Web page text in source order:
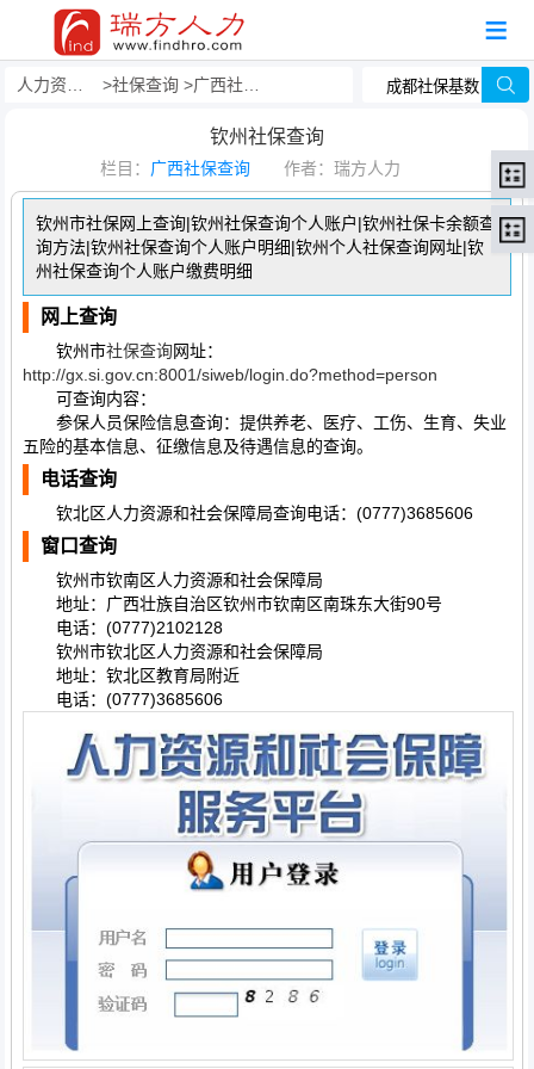
社保查询 广西社保查询
钦州社保查询
栏目： 广西社保查询 作者：瑞方人力
钦州市社保网上查询|钦州社保查询个人账户|钦州社保卡余额查
询方法|钦州社保查询个人账户明细|钦州个人社保查询网址|钦
州社保查询个人账户缴费明细
网上查询
钦州市社保查询网址：
http://gx.si.gov.cn:8001/siweb/login.do?method=person
可查询内容：
参保人员保险信息查询：提供养老、医疗、工伤、生育、失业
五险的基本信息、征缴信息及待遇信息的查询。
电话查询
钦北区人力资源和社会保障局查询电话：(0777)3685606
窗口查询
钦州市钦南区人力资源和社会保障局
地址：广西壮族自治区钦州市钦南区南珠东大街90号
电话：(0777)2102128
钦州市钦北区人力资源和社会保障局
地址：钦北区教育局附近
电话：(0777)3685606